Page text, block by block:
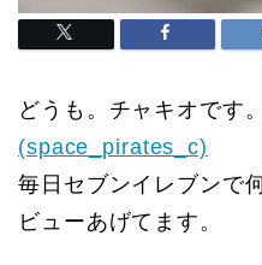
どうも。チャキオです。
(space_pirates_c)
毎日セブンイレブンで
ビューあげてます。